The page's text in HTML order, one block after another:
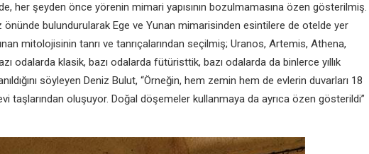
her şeyden önce yörenin mimari yapısının bozulmamasına özen gösterilmiş.
önünde bulundurularak Ege ve Yunan mimarisinden esintilere de otelde yer
mitolojisinin tanrı ve tanrıçalarından seçilmiş; Uranos, Artemis, Athena,
odalarda klasik, bazı odalarda fütüristtik, bazı odalarda da binlerce yıllık
söyleyen Deniz Bulut, “Örneğin, hem zemin hem de evlerin duvarları 18
taşlarından oluşuyor. Doğal döşemeler kullanmaya da ayrıca özen gösterildi”